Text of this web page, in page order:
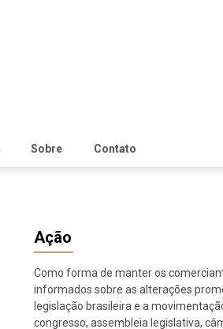
Sobre Contato
Ação
Como forma de manter os
informados sobre as alterações
legislação brasileira e a
congresso, assembleia legislativa,